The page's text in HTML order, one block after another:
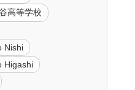
高等学校
Nishi
Higashi